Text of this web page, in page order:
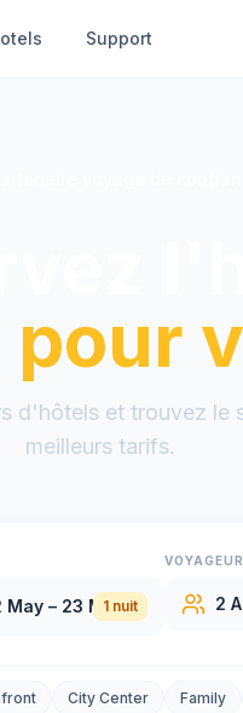
Support
pour
d'hôtels et trouvez le
meilleurs tarifs.
May – 23 May
1 nuit 2
City Center Family